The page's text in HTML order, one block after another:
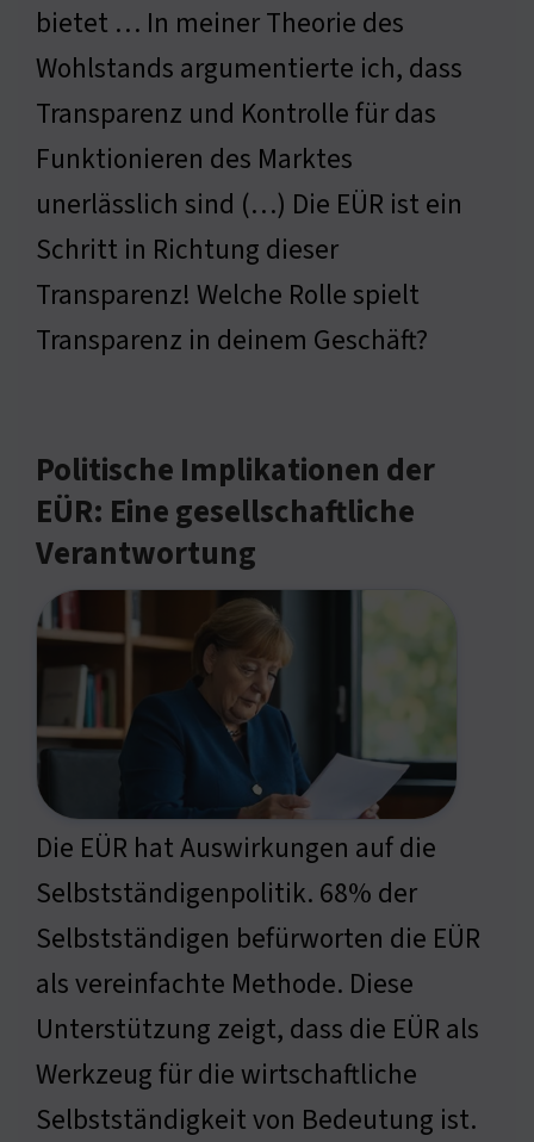
bietet … In meiner Theorie des
Wohlstands argumentierte ich, dass
Transparenz und Kontrolle für das
Funktionieren des Marktes
unerlässlich sind (…) Die EÜR ist ein
Schritt in Richtung dieser
Transparenz! Welche Rolle spielt
Transparenz in deinem Geschäft?
Politische Implikationen der
EÜR: Eine gesellschaftliche
Verantwortung
Die EÜR hat Auswirkungen auf die
Selbstständigenpolitik. 68% der
Selbstständigen befürworten die EÜR
als vereinfachte Methode. Diese
Unterstützung zeigt, dass die EÜR als
Werkzeug für die wirtschaftliche
Selbstständigkeit von Bedeutung ist.